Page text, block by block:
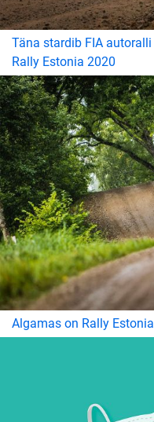
Täna stardib FIA
Rally Estonia 2020
Algamas on Rally